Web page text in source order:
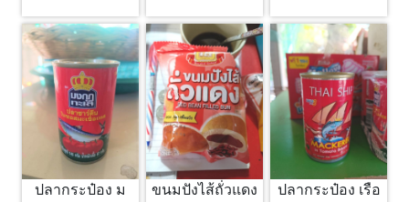
ปลากระป๋อง ม
ขนมปังไส้ถั่วแดง
ปลากระป๋อง เรือ